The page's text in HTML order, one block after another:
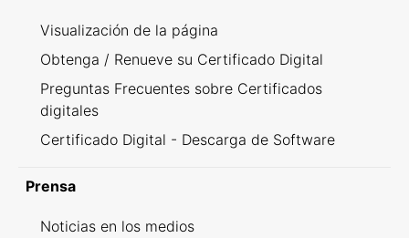
Visualización de la página
Obtenga / Renueve su Certificado Digital
Preguntas Frecuentes sobre Certificados
digitales
Certificado Digital - Descarga de Software
Prensa
Noticias en los medios